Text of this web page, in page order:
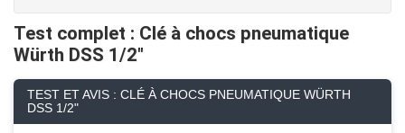
Test complet : Clé à chocs pneumatique
Würth DSS 1/2"
TEST ET AVIS : CLÉ À CHOCS PNEUMATIQUE WÜRTH
DSS 1/2"